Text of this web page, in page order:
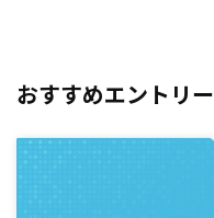
おすすめエントリー